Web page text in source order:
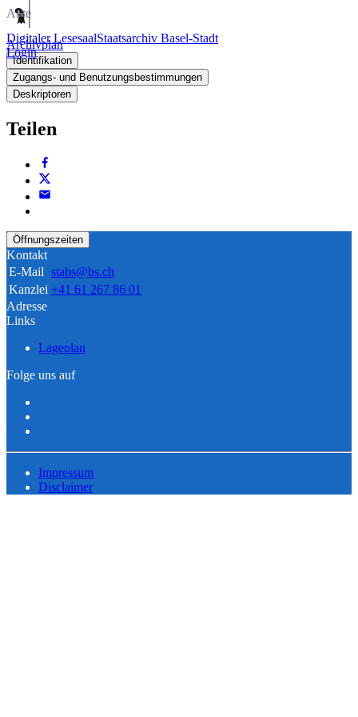
Digitaler LesesaalStaatsarchiv Basel-Stadt
Login
Akte
Archivplan
Identifikation
Zugangs- und Benutzungsbestimmungen
Deskriptoren
Teilen
Öffnungszeiten
Kontakt
E-Mail stabs@bs.ch
Kanzlei +41 61 267 86 01
Adresse
Links
Lageplan
Folge uns auf
Impressum
Disclaimer